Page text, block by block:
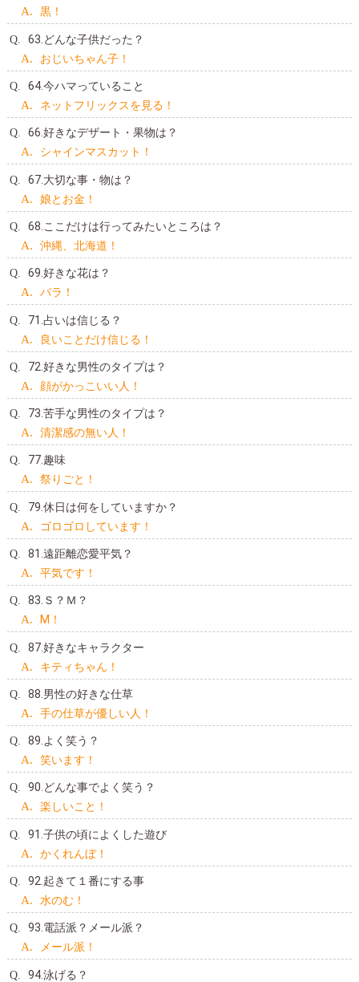
黒！
63.どんな子供だった？
おじいちゃん子！
64.今ハマっていること
ネットフリックスを見る！
66.好きなデザート・果物は？
シャインマスカット！
67.大切な事・物は？
娘とお金！
68.ここだけは行ってみたいところは？
沖縄、北海道！
69.好きな花は？
バラ！
71.占いは信じる？
良いことだけ信じる！
72.好きな男性のタイプは？
顔がかっこいい人！
73.苦手な男性のタイプは？
清潔感の無い人！
77.趣味
祭りごと！
79.休日は何をしていますか？
ゴロゴロしています！
81.遠距離恋愛平気？
平気です！
83.Ｓ？Ｍ？
M！
87.好きなキャラクター
キティちゃん！
88.男性の好きな仕草
手の仕草が優しい人！
89.よく笑う？
笑います！
90.どんな事でよく笑う？
楽しいこと！
91.子供の頃によくした遊び
かくれんぼ！
92.起きて１番にする事
水のむ！
93.電話派？メール派？
メール派！
94.泳げる？